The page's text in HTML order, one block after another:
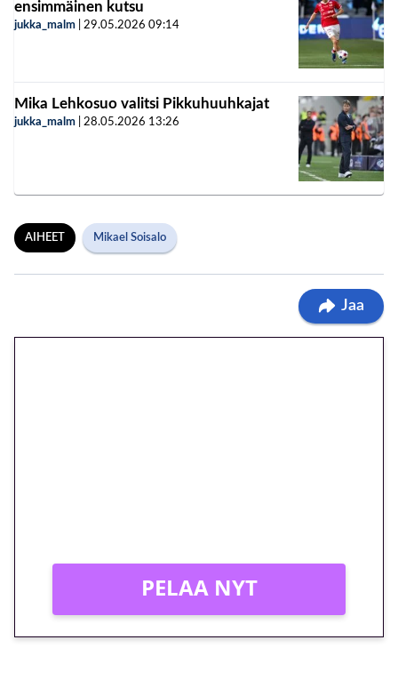
ensimmäinen kutsu
jukka_malm 29.05.2026 09:14
Mika Lehkosuo valitsi Pikkuhuuhkajat
jukka_malm 28.05.2026 13:26
AIHEET Mikael Soisalo
Jaa
PELAA NYT